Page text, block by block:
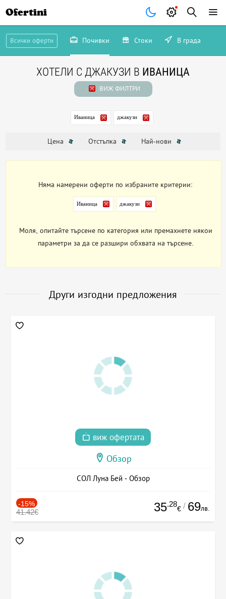
Ofertini
Всички оферти Почивки Стоки В града
ХОТЕЛИ С ДЖАКУЗИ В ИВАНИЦА
ВИЖ ФИЛТРИ
Иваница джакузи
Цена Отстъпка Най-нови
Няма намерени оферти по избраните критерии:
Иваница джакузи
Моля, опитайте търсене по категория или премахнете някои
параметри за да се разшири обхвата на търсене.
Други изгодни предложения
виж офертата
Обзор
СОЛ Луна Бей - Обзор
-15%
41.42€ 35.28
€ / 69лв.